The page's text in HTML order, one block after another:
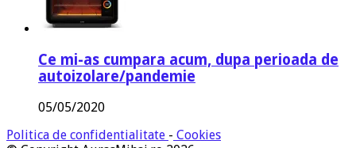
Ce mi-as cumpara acum, dupa perioada de
autoizolare/pandemie
05/05/2020
Politica de confidentialitate - Cookies